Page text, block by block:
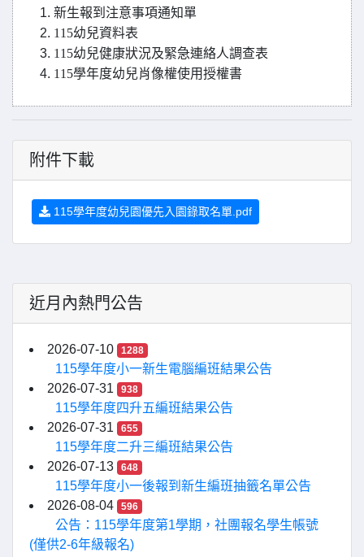
新生報到注意事項通知單
115幼兒資料表
115幼兒健康狀況及緊急連絡人調查表
115學年度幼兒肖像權使用授權書
附件下載
115學年度幼兒園優先入園錄取名單.pdf
近月內熱門公告
2026-07-10 1288
115學年度小一新生電腦編班結果公告
2026-07-31
938
115學年度四升五編班結果公告
2026-07-31
655
115學年度二升三編班結果公告
2026-07-13
648
115學年度小一後報到新生編班抽籤名單公告
2026-08-04
596
公告：115學年度第1學期，社團報名學生帳號
(僅供2-6年級報名)